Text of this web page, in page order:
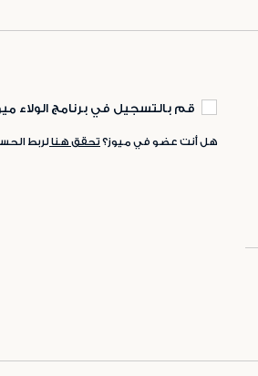
قم بالتسجيل في برنامج الولاء
هل أنت عضو في ميوز؟ تحقق هنا لربط